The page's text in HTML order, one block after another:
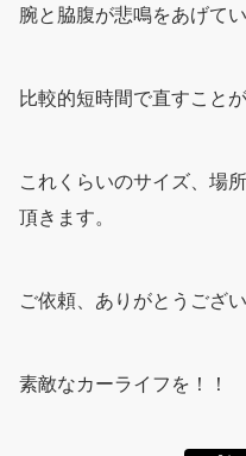
腕と脇腹が悲鳴をあげてい
比較的短時間で直すこと
これくらいのサイズ、場
頂きます。
ご依頼、ありがとうござ
素敵なカーライフを！！